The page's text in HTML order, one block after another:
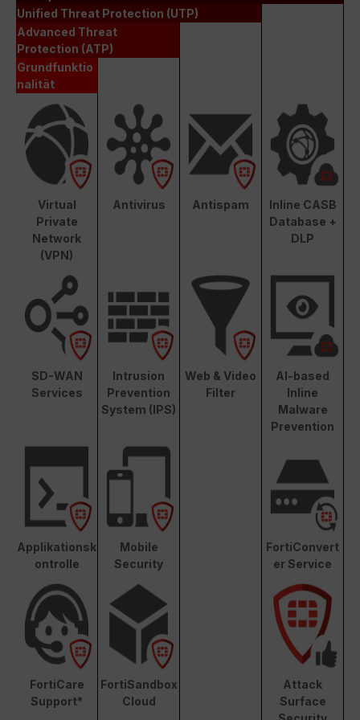
Unified Threat Protection (UTP)
Advanced Threat
Protection (ATP)
Grundfunktio
nalität
Virtual
Private
Network
(VPN)
Antivirus Antispam
Inline CASB
Database +
DLP
SD-WAN
Services
Intrusion
Prevention
System (IPS)
Web & Video
Filter
AI-based
Inline
Malware
Prevention
Applikationsk
ontrolle
Mobile
Security
FortiConvert
er Service
FortiCare
Support*
FortiSandbox
Cloud
Attack
Surface